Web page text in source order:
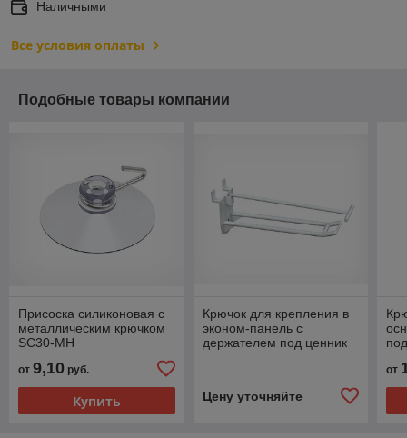
Наличными
Все условия оплаты
Подобные товары компании
Присоска силиконовая с
металлическим крючком
SC30-MH
от 9,10 руб.
Купить
Крючок для крепления в
эконом-панель с
держателем под ценник
Цену уточняйте
от